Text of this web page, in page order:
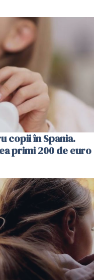
copii în Spania.
primi 200 de euro